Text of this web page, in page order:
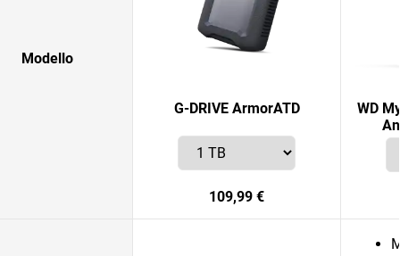
Modello
G-DRIVE ArmorATD
109,99 €
WD